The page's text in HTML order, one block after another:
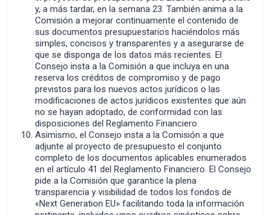
y, a más tardar, en la semana 23. También anima a la
Comisión a mejorar continuamente el contenido de
sus documentos presupuestarios haciéndolos más
simples, concisos y transparentes y a asegurarse de
que se disponga de los datos más recientes. El
Consejo insta a la Comisión a que incluya en una
reserva los créditos de compromiso y de pago
previstos para los nuevos actos jurídicos o las
modificaciones de actos jurídicos existentes que aún
no se hayan adoptado, de conformidad con las
disposiciones del Reglamento Financiero.
Asimismo, el Consejo insta a la Comisión a que
adjunte al proyecto de presupuesto el conjunto
completo de los documentos aplicables enumerados
en el artículo 41 del Reglamento Financiero. El Consejo
pide a la Comisión que garantice la plena
transparencia y visibilidad de todos los fondos de
«Next Generation EU» facilitando toda la información